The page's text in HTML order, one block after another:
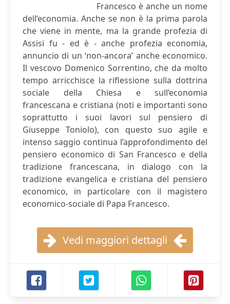
Francesco è anche un nome
dell’economia. Anche se non è la prima parola
che viene in mente, ma la grande profezia di
Assisi fu - ed è - anche profezia economia,
annuncio di un ‘non-ancora’ anche economico.
Il vescovo Domenico Sorrentino, che da molto
tempo arricchisce la riflessione sulla dottrina
sociale della Chiesa e sull’economia
francescana e cristiana (noti e importanti sono
soprattutto i suoi lavori sul pensiero di
Giuseppe Toniolo), con questo suo agile e
intenso saggio continua l’approfondimento del
pensiero economico di San Francesco e della
tradizione francescana, in dialogo con la
tradizione evangelica e cristiana del pensiero
economico, in particolare con il magistero
economico-sociale di Papa Francesco.
Vedi maggiori dettagli